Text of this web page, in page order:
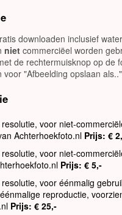
downloaden inclusief
niet commerciëel worden
de rechtermuisknop op de
voor "Afbeelding opslaan
voor niet-
Achterhoekfoto.nl Prijs: €
voor niet-
Prijs: € 5,-
voor éénmalig
reproductie,
Prijs: € 25,-